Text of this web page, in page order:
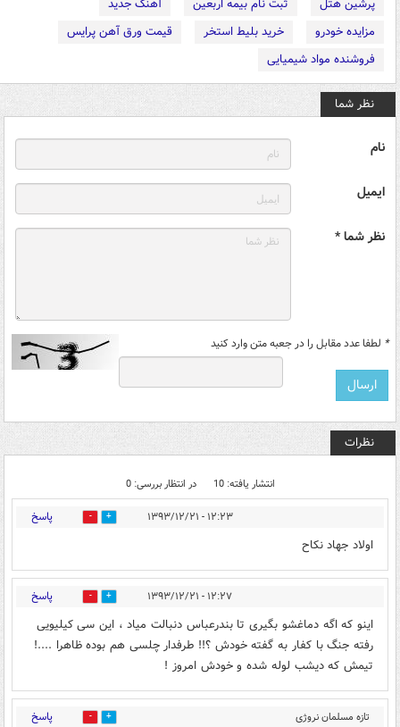
پرشین هتل ثبت نام بیمه اربعین
آهنگ جدید
مزایده خودرو
خرید بلیط استخر
قیمت ورق آهن پرایس
فروشنده مواد شیمیایی
نظر شما
نام
ایمیل
نظر شما *
* لطفا عدد مقابل را در جعبه متن وارد کنید
نظرات
انتشار یافته: 10 در انتظار بررسی: 0
۱۲:۲۳ - ۱۳۹۳/۱۲/۲۱ 1 پاسخ
اولاد جهاد نکاح
۱۲:۲۷ - ۱۳۹۳/۱۲/۲۱ 1 پاسخ
اینو که اگه دماغشو بگیری تا بندرعباس دنبالت میاد ، این سی کیلیویی
رفته جنگ با کفار به گفته خودش ؟!! طرفدار چلسی هم بوده ظاهرا ....!
تیمش که دیشب لوله شده و خودش امروز !
تازه مسلمان نروژی
1 پاسخ